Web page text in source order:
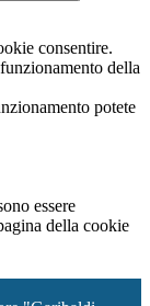
consentire.
della
potete
essere
della cookie